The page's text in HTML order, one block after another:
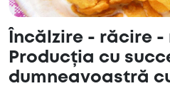
Încălzire - răcire -
Producția cu
dumneavoastră